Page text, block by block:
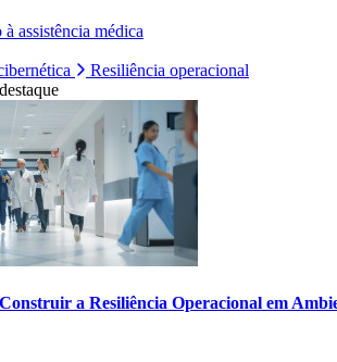
à assistência médica
Resiliência operacional
a Resiliência Operacional em